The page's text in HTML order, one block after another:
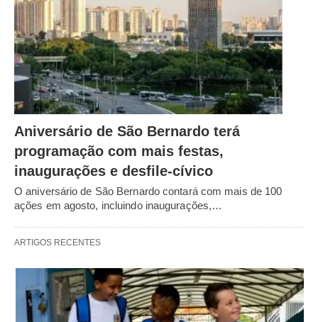
Aniversário de São Bernardo terá
programação com mais festas,
inaugurações e desfile-cívico
O aniversário de São Bernardo contará com mais de 100
ações em agosto, incluindo inaugurações,…
ARTIGOS RECENTES